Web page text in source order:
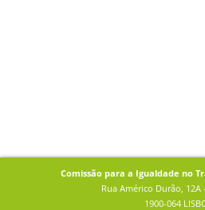
Comissão para a Igualdade no
Rua Américo Durão, 12A
1900-064